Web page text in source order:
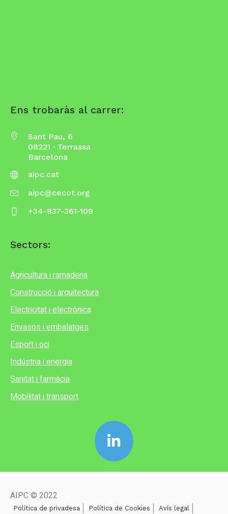
Ens trobaràs al carrer:
Sant Pau, 6
08221 · Terrassa
Barcelona
aipc.cat
aipc@cecot.org
+34-937-361-109
Sectors:
Agricultura i ramaderia
Construcció i arquitectura
Electricitat i electrònica
Envasos i embalatges
Esport i oci
Indústria i energia
Sanitat i farmàcia
Mobilitat i transport
AIPC © 2022
Política de privadesa Política de Cookies Avís legal